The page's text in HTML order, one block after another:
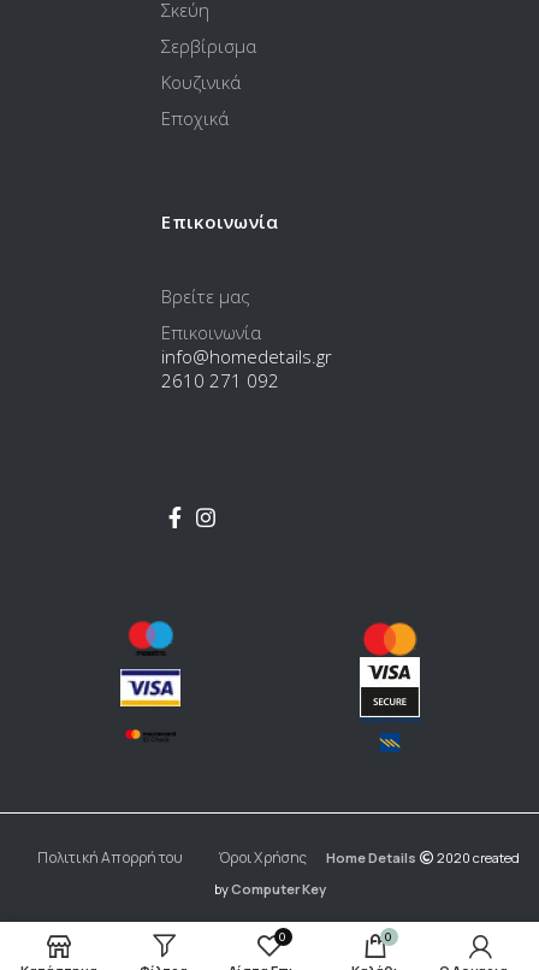
Σκεύη
Σερβίρισμα
Κουζινικά
Εποχικά
Επικοινωνία
Βρείτε μας
Επικοινωνία
info@homedetails.gr
2610 271 092
Πολιτική Απορρήτου Όροι Χρήσης Home Details
2020 created
byComputer Key
0 0